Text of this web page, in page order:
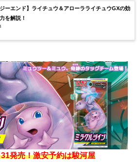
ジーエンド】ライチュウ＆アローラライチュウGXの効
を解説！
発売！激安予約は駿河屋